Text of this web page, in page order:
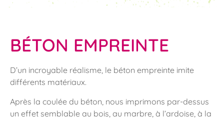
BÉTON EMPREINTE
D’un incroyable réalisme, le béton empreinte imite
différents matériaux.
Après la coulée du béton, nous imprimons par-dessus
un effet semblable au bois, au marbre, à l’ardoise, à la